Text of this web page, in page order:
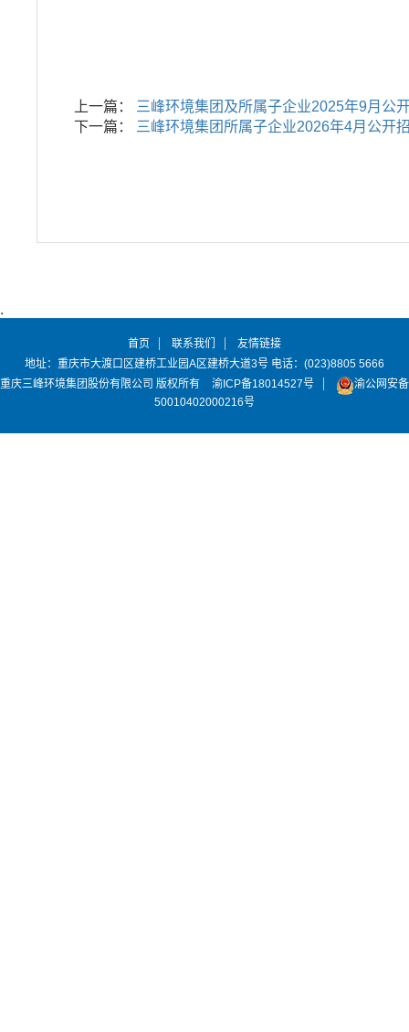
上一篇：
三峰环境集团及所属子企业2025年9月公
下一篇：
三峰环境集团所属子企业2026年4月公开
首页 联系我们
友情链接
地址：重庆市大渡口区建桥工业园A区建桥大道3号 电话：(023)8805 5666
重庆三峰环境集团股份有限公司 版权所有
渝ICP备18014527号
渝公网安备
50010402000216号